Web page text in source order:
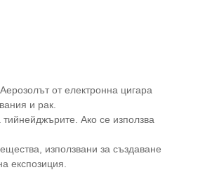
от електронна цигара
и рак.
Ако се използва
използвани за създаване
експозиция.